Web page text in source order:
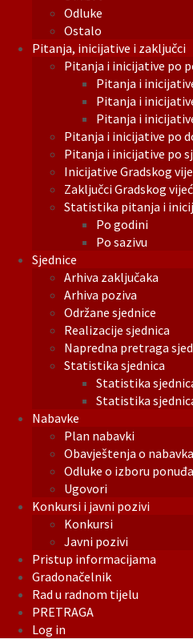
Odluke
Ostalo
Pitanja, inicijative i zaključci
Pitanja i inicijative po
Pitanja i
Pitanja i
Pitanja i
Pitanja i inicijative po
Pitanja i inicijative po
Inicijative Gradskog
Zaključci Gradskog
Statistika pitanja i
Po godini
Po sazivu
Sjednice
Arhiva zaključaka
Arhiva poziva
Održane sjednice
Realizacije sjednica
Napredna pretraga
Statistika sjednica
Statistika
Statistika
Nabavke
Plan nabavki
Obavještenja o
Odluke o izboru
Ugovori
Konkursi i javni pozivi
Konkursi
Javni pozivi
Pristup informacijama
Gradonačelnik
Rad u radnom tijelu
PRETRAGA
Log in